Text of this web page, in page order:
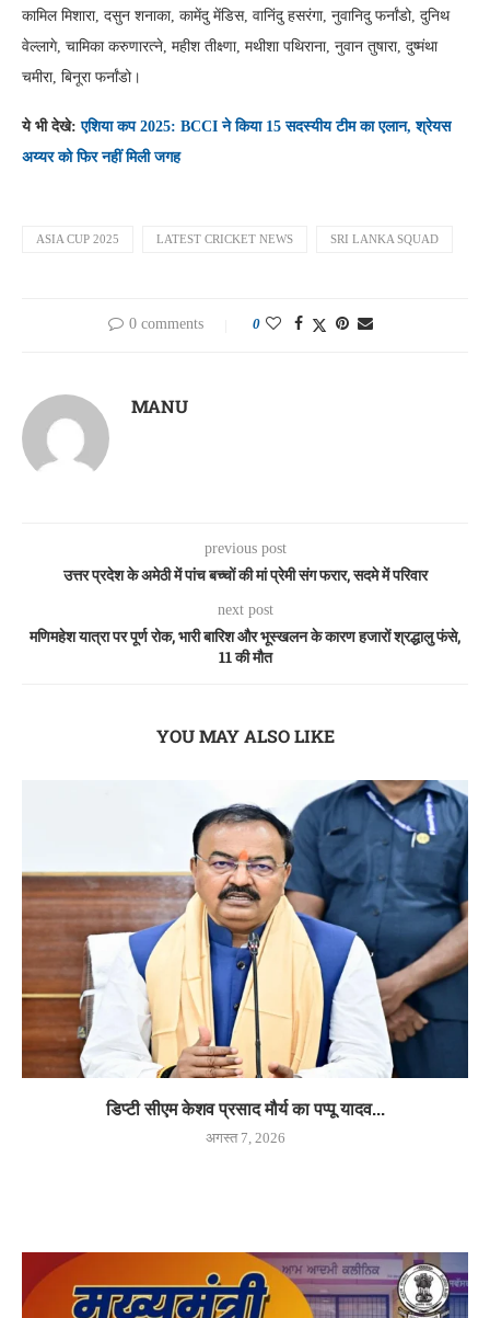
कामिल मिशारा, दसुन शनाका, कामेंदु मेंडिस, वानिंदु हसरंगा, नुवानिदु फर्नांडो, दुनिथ
वेल्लागे, चामिका करुणारत्ने, महीश तीक्ष्णा, मथीशा पथिराना, नुवान तुषारा, दुष्मंथा
चमीरा, बिनूरा फर्नांडो।
ये भी देखे:एशिया कप 2025: BCCI ने किया 15 सदस्यीय टीम का एलान, श्रेयस
अय्यर को फिर नहीं मिली जगह
ASIA CUP 2025 LATEST CRICKET NEWS SRI LANKA SQUAD
0 comments 0
MANU
previous post
उत्तर प्रदेश के अमेठी में पांच बच्चों की मां प्रेमी संग फरार, सदमे में परिवार
next post
मणिमहेश यात्रा पर पूर्ण रोक, भारी बारिश और भूस्खलन के कारण हजारों श्रद्धालु फंसे,
11 की मौत
YOU MAY ALSO LIKE
डिप्टी सीएम केशव प्रसाद मौर्य का पप्पू यादव...
अगस्त 7, 2026